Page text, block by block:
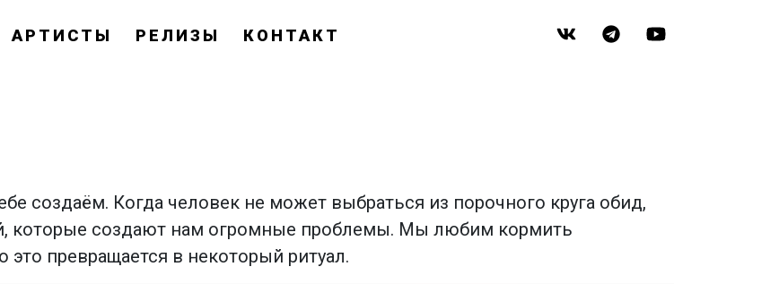
АРТИСТЫ РЕЛИЗЫ КОНТАКТ
создаём. Когда человек не может выбраться из порочного круга обид,
которые создают нам огромные проблемы. Мы любим кормить
превращается в некоторый ритуал.